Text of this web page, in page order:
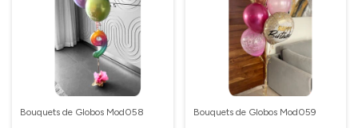
Bouquets de Globos Mod058 Bouquets de Globos Mod059